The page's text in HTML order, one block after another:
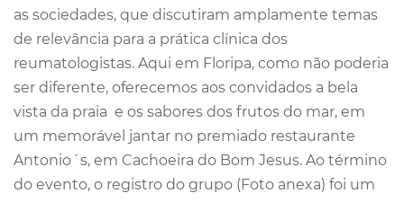
as sociedades, que discutiram amplamente temas
de relevância para a prática clínica dos
reumatologistas. Aqui em Floripa, como não poderia
ser diferente, oferecemos aos convidados a bela
vista da praia e os sabores dos frutos do mar, em
um memorável jantar no premiado restaurante
Antonio´s, em Cachoeira do Bom Jesus. Ao término
do evento, o registro do grupo (Foto anexa) foi um